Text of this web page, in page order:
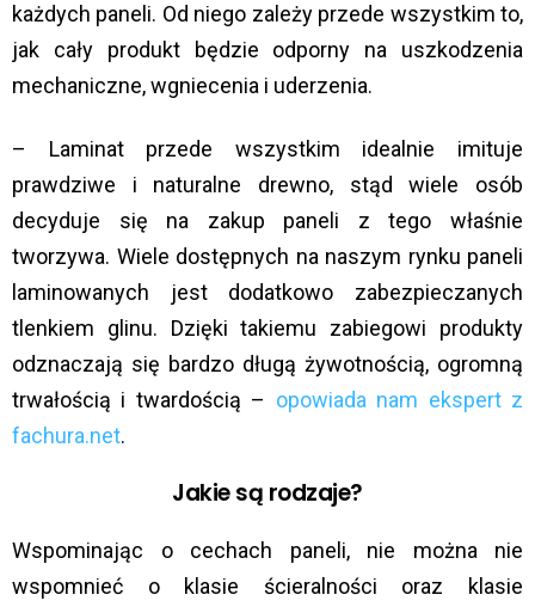
każdych paneli. Od niego zależy przede wszystkim to,
jak cały produkt będzie odporny na uszkodzenia
mechaniczne, wgniecenia i uderzenia.
– Laminat przede wszystkim idealnie imituje
prawdziwe i naturalne drewno, stąd wiele osób
decyduje się na zakup paneli z tego właśnie
tworzywa. Wiele dostępnych na naszym rynku paneli
laminowanych jest dodatkowo zabezpieczanych
tlenkiem glinu. Dzięki takiemu zabiegowi produkty
odznaczają się bardzo długą żywotnością, ogromną
trwałością i twardością – opowiada nam ekspert z
fachura.net.
Jakie są rodzaje?
Wspominając o cechach paneli, nie można nie
wspomnieć o klasie ścieralności oraz klasie